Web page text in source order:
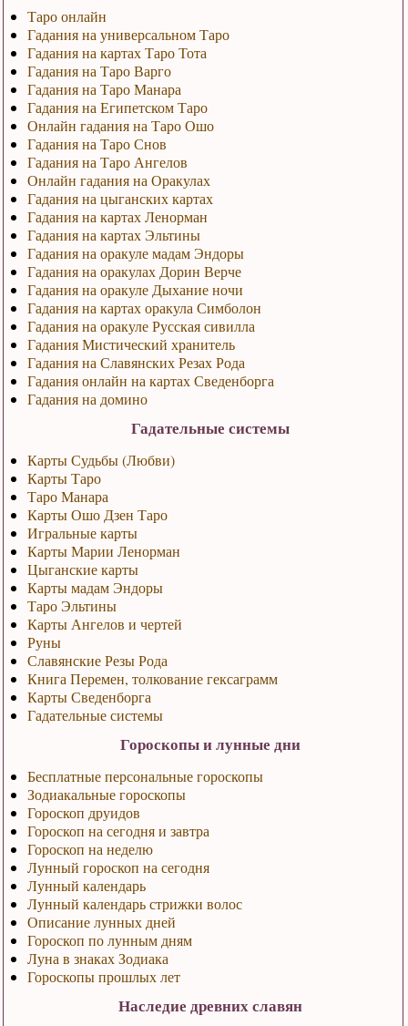
Таро онлайн
Гадания на универсальном Таро
Гадания на картах Таро Тота
Гадания на Таро Варго
Гадания на Таро Манара
Гадания на Египетском Таро
Онлайн гадания на Таро Ошо
Гадания на Таро Снов
Гадания на Таро Ангелов
Онлайн гадания на Оракулах
Гадания на цыганских картах
Гадания на картах Ленорман
Гадания на картах Эльтины
Гадания на оракуле мадам Эндоры
Гадания на оракулах Дорин Верче
Гадания на оракуле Дыхание ночи
Гадания на картах оракула Симболон
Гадания на оракуле Русская сивилла
Гадания Мистический хранитель
Гадания на Славянских Резах Рода
Гадания онлайн на картах Сведенборга
Гадания на домино
Гадательные системы
Карты Судьбы (Любви)
Карты Таро
Таро Манара
Карты Ошо Дзен Таро
Игральные карты
Карты Марии Ленорман
Цыганские карты
Карты мадам Эндоры
Таро Эльтины
Карты Ангелов и чертей
Руны
Славянские Резы Рода
Книга Перемен, толкование гексаграмм
Карты Сведенборга
Гадательные системы
Гороскопы и лунные дни
Бесплатные персональные гороскопы
Зодиакальные гороскопы
Гороскоп друидов
Гороскоп на сегодня и завтра
Гороскоп на неделю
Лунный гороскоп на сегодня
Лунный календарь
Лунный календарь стрижки волос
Описание лунных дней
Гороскоп по лунным дням
Луна в знаках Зодиака
Гороскопы прошлых лет
Наследие древних славян